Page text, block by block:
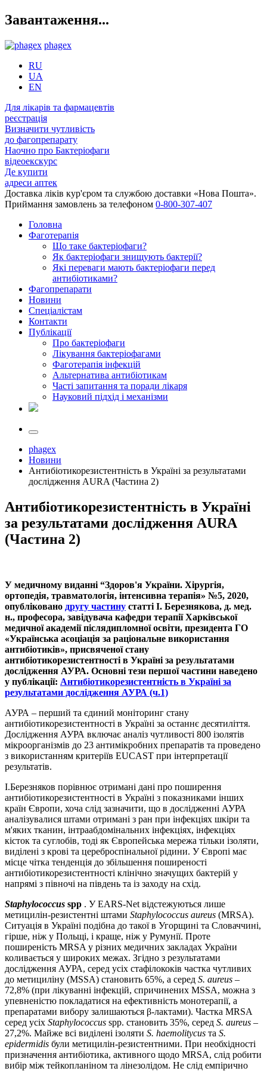
Завантаження...
phagex
RU
UA
EN
Для лікарів та фармацевтів
реєстрація
Визначити чутливість
до фагопрепарату
Наочно про Бактеріофаги
відеоекскурс
Де купити
адреси аптек
Доставка ліків кур'єром та службою доставки «Нова Пошта».
Приймання замовлень за телефоном 0-800-307-407
Головна
Фаготерапія
Що таке бактеріофаги?
Як бактеріофаги знищують бактерії?
Які переваги мають бактеріофаги перед
антибіотиками?
Фагопрепарати
Новини
Спеціалістам
Контакти
Публікації
Про бактеріофаги
Лікування бактеріофагами
Фаготерапія інфекцій
Альтернатива антибіотикам
Часті запитання та поради лікаря
Науковий підхід і механізми
phagex
Новини
Антибіотикорезистентність в Україні за результатами
дослідження AURA (Частина 2)
Антибіотикорезистентність в Україні
за результатами дослідження AURA
(Частина 2)
У медичному виданні “Здоров'я України. Хірургія,
ортопедія, травматологія, інтенсивна терапія» №5, 2020,
опубліковано другу частину статті І. Березнякова, д. мед.
н., професора, завідувача кафедри терапії Харківської
медичної академії післядипломної освіти, президента ГО
«Українська асоціація за раціональне використання
антибіотиків», присвяченої стану
антибіотикорезистентності в Україні за результатами
дослідження АУРА. Основні тези першої частини наведено
у публікації: Антибіотикорезистентність в Україні за
результатами дослідження АУРА (ч.1)
АУРА – перший та єдиний моніторинг стану
антибіотикорезистентності в Україні за останнє десятиліття.
Дослідження АУРА включає аналіз чутливості 800 ізолятів
мікроорганізмів до 23 антимікробних препаратів та проведено
з використанням критеріїв EUCAST при інтерпретації
результатів.
І.Березняков порівнює отримані дані про поширення
антибіотикорезистентності в Україні з показниками інших
країн Європи, хоча слід зазначити, що в дослідженні АУРА
аналізувалися штами отримані з ран при інфекціях шкіри та
м'яких тканин, інтраабдомінальних інфекціях, інфекціях
кісток та суглобів, тоді як Європейська мережа тільки ізоляти,
виділені з крові та цереброспінальної рідини. У Європі має
місце чітка тенденція до збільшення поширеності
антибіотикорезистентності клінічно значущих бактерій у
напрямі з півночі на південь та із заходу на схід.
Staphylococcus spp . У EARS-Net відстежуються лише
метицилін-резистентні штами Staphylococcus aureus (MRSA).
Ситуація в Україні подібна до такої в Угорщині та Словаччині,
гірше, ніж у Польщі, і краще, ніж у Румунії. Проте
поширеність MRSA у різних медичних закладах України
коливається у широких межах. Згідно з результатами
дослідження АУРА, серед усіх стафілококів частка чутливих
до метициліну (MSSA) становить 65%, а серед S. aureus –
72,8% (при лікуванні інфекцій, спричинених MSSA, можна з
упевненістю покладатися на ефективність монотерапії, а
препаратами вибору залишаються β-лактами). Частка MRSA
серед усіх Staphylococcus spp. становить 35%, серед S. aureus –
27,2%. Майже всі виділені ізоляти S. haemolitycus та S.
epidermidis були метицилін-резистентними. При необхідності
призначення антибіотика, активного щодо MRSA, слід робити
вибір між тейкопланіном та лінезолідом. Не слід емпірично